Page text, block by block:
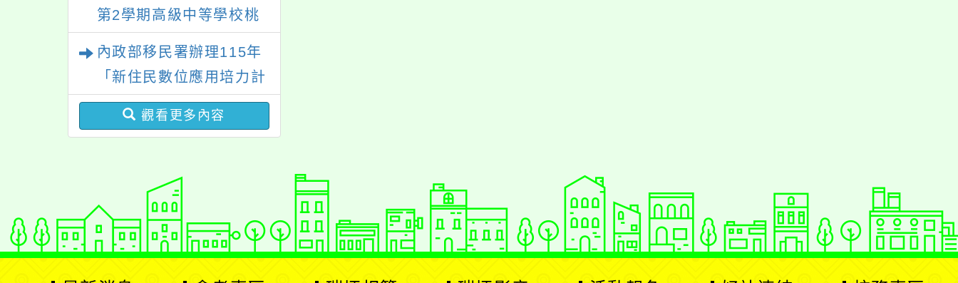
「親密關係工作坊」、
「祖孫樂淘桃創意照片徵
件活動」海報各1份
第2學期高級中等學校桃
內政部移民署辦理115年
「新住民數位應用培力計
畫」免費資訊課程一案
觀看更多內容